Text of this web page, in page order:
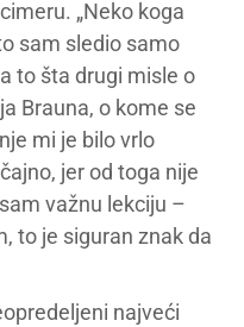
„Neko koga
sam sledio samo
to šta drugi misle o
Brauna, o kome se
mi je bilo vrlo
jer od toga nije
važnu lekciju –
to je siguran znak da
najveći